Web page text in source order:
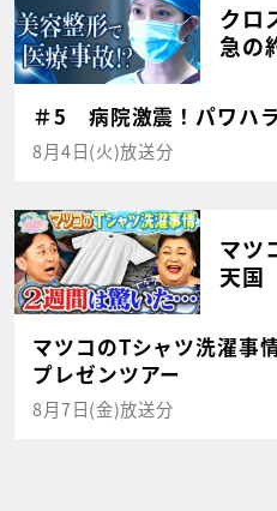
クロ
急の
＃5 病院激震！パワハ
8月4日(火)放送分
マツ
天国
マツコのTシャツ洗濯事
プレゼンツアー
8月7日(金)放送分